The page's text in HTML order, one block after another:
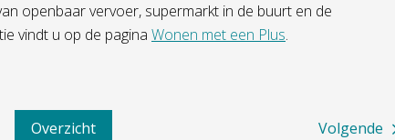
openbaar vervoer, supermarkt in de buurt en de
vindt u op de pagina Wonen met een Plus.
Volgende
Overzicht